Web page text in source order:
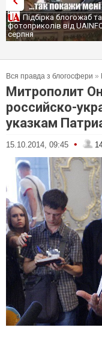
Експослу в США
обрали запобіжний захід
Вся правда з блогосфери »
Митрополит
российско-
указкам
15.10.2014, 09:45 •